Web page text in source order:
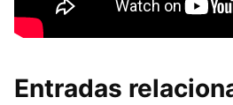
Entradas